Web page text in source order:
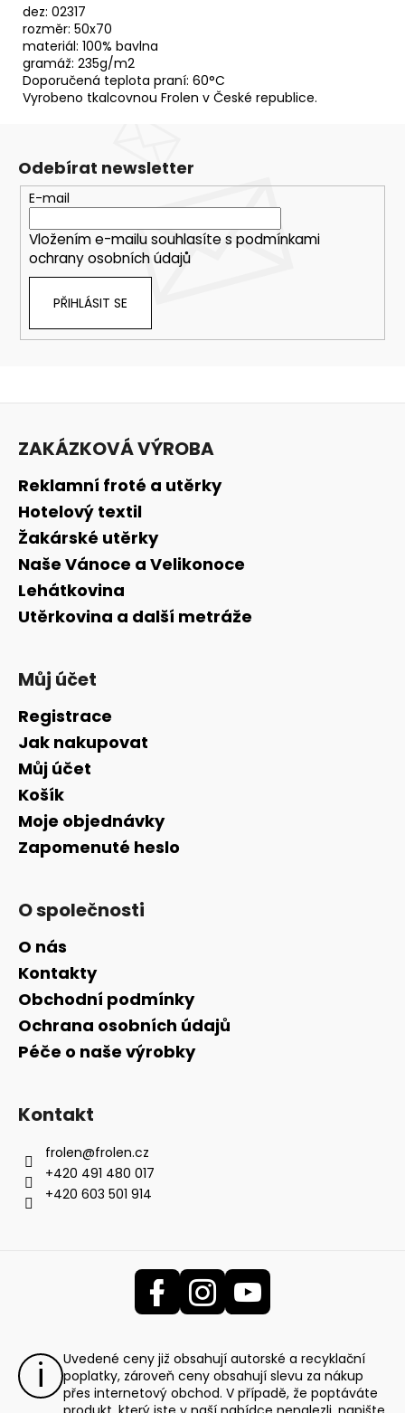
dez: 02317
rozměr: 50x70
materiál: 100% bavlna
gramáž: 235g/m2
Doporučená teplota praní: 60°C
Vyrobeno tkalcovnou Frolen v České republice.
Odebírat newsletter
E-mail
Vložením e-mailu souhlasíte s podmínkami
ochrany osobních údajů
PŘIHLÁSIT SE
ZAKÁZKOVÁ VÝROBA
Reklamní froté a utěrky
Hotelový textil
Žakárské utěrky
Naše Vánoce a Velikonoce
Lehátkovina
Utěrkovina a další metráže
Můj účet
Registrace
Jak nakupovat
Můj účet
Košík
Moje objednávky
Zapomenuté heslo
O společnosti
O nás
Kontakty
Obchodní podmínky
Ochrana osobních údajů
Péče o naše výrobky
Kontakt
frolen@frolen.cz
+420 491 480 017
+420 603 501 914
Uvedené ceny již obsahují autorské a recyklační
poplatky, zároveň ceny obsahují slevu za nákup
přes internetový obchod. V případě, že poptáváte